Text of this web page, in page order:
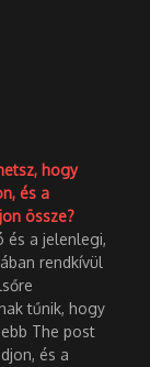
hogy
és a
össze?
és a jelenlegi,
rendkívül
tűnik, hogy
The post
és a